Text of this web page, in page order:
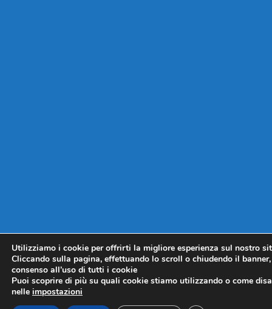
Utilizziamo i cookie per offrirti la migliore esperienza sul nostro
Cliccando sulla pagina, effettuando lo scroll o chiudendo il
consenso all’uso di tutti i cookie
Puoi scoprire di più su quali cookie stiamo utilizzando o come
nelle impostazioni